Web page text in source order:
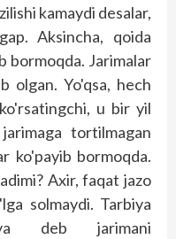
kamaydi desalar,
Aksincha, qoida
bormoqda. Jarimalar
olgan. Yo'qsa, hech
u bir yil
tortilmagan
ko'payib bormoqda.
Axir, faqat jazo
solmaydi. Tarbiya
deb jarimani